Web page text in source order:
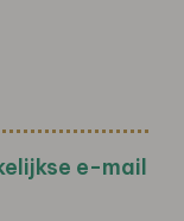
e-mail